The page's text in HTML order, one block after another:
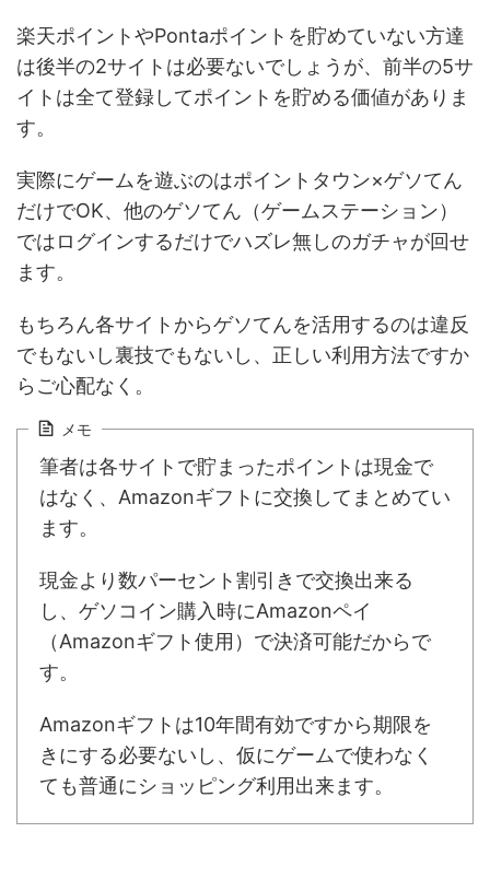
楽天ポイントやPontaポイントを貯めていない方達
は後半の2サイトは必要ないでしょうが、前半の5サ
イトは全て登録してポイントを貯める価値がありま
す。
実際にゲームを遊ぶのはポイントタウン×ゲソてん
だけでOK、他のゲソてん（ゲームステーション）
ではログインするだけでハズレ無しのガチャが回せ
ます。
もちろん各サイトからゲソてんを活用するのは違反
でもないし裏技でもないし、正しい利用方法ですか
らご心配なく。
メモ
筆者は各サイトで貯まったポイントは現金で
はなく、Amazonギフトに交換してまとめてい
ます。
現金より数パーセント割引きで交換出来る
し、ゲソコイン購入時にAmazonペイ
（Amazonギフト使用）で決済可能だからで
す。
Amazonギフトは10年間有効ですから期限を
きにする必要ないし、仮にゲームで使わなく
ても普通にショッピング利用出来ます。